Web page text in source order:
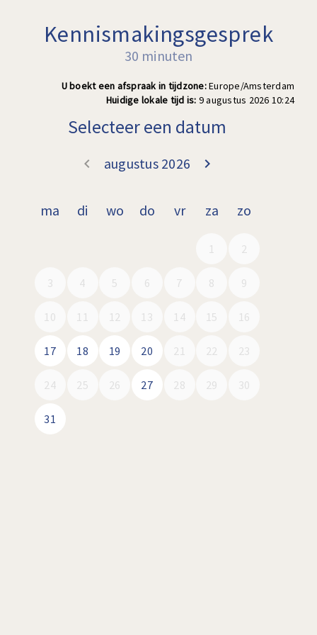
Kennismakingsgesprek
30 minuten
U boekt een afspraak in tijdzone:Europe/Amsterdam
Huidige lokale tijd is: 9 augustus 2026 10:24
Selecteer een datum
augustus 2026
keyboard_arrow_left
keyboard_arrow_right
ma di wo do vr za zo
1 2
3 4 5 6 7 8 9
10 11 12 13 14 15 16
17 18 19 20 21 22 23
24 25 26 27 28 29 30
31